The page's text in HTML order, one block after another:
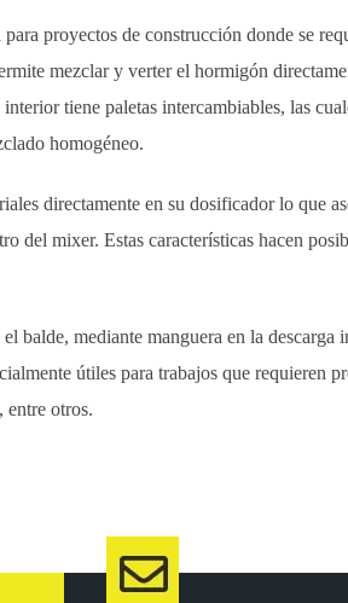
proyectos de construcción donde se
mezclar y verter el hormigón
tiene paletas intercambiables, las
homogéneo.
directamente en su dosificador lo que
del mixer. Estas características hacen
balde, mediante manguera en la descarga
útiles para trabajos que requieren
entre otros.